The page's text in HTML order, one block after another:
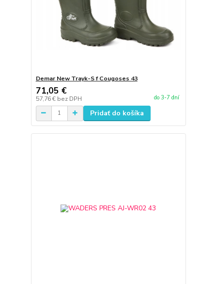
Demar New Trayk-S f Cougoses 43
71,05 €
57,76 € bez DPH do 3-7 dní
Pridať do košíka